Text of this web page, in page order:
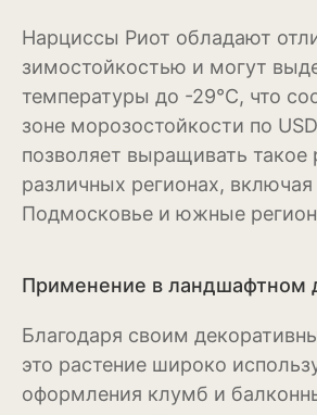
Орхидея
Сингониум
Спатифиллум
Фикус
Бересклет
Буддлея
Бузина
Нарциссы Риот обладают
зимостойкостью и могут
температуры до -29°С, что
зоне морозостойкости по
позволяет выращивать такое
различных регионах, включая
Подмосковье и южные
Применение в ландшафтном
Благодаря своим
это растение широко
оформления клумб и